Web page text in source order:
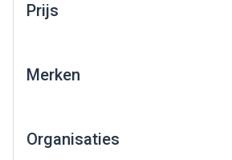
Prijs
Merken
Organisaties